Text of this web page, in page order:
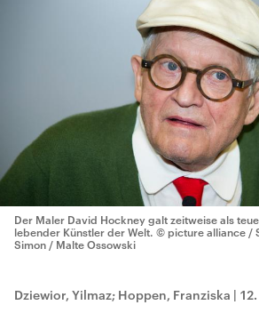
Der Maler David Hockney galt zeitweise als
lebender Künstler der Welt. © picture alliance /
Simon / Malte Ossowski
Dziewior, Yilmaz; Hoppen, Franziska |